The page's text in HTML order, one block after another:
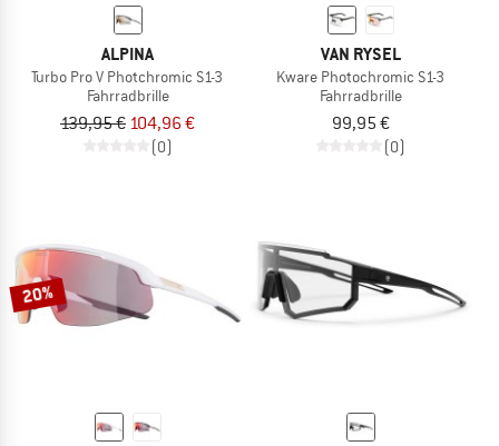
ALPINA
Turbo Pro V Photchromic S1-3
Fahrradbrille
139,95 € 104,96 €
(0)
VAN RYSEL
Kware Photochromic S1-3
Fahrradbrille
99,95 €
(0)
20%